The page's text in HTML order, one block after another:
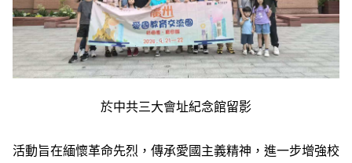
於中共三大會址紀念館留影
活動旨在緬懷革命先烈，傳承愛國主義精神，進一步增強校